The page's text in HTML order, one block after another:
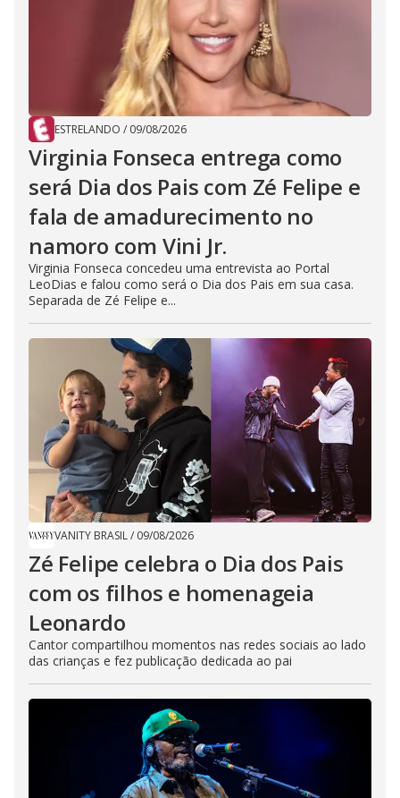
ESTRELANDO / 09/08/2026
Virginia Fonseca entrega como
será Dia dos Pais com Zé Felipe e
fala de amadurecimento no
namoro com Vini Jr.
Virginia Fonseca concedeu uma entrevista ao Portal
LeoDias e falou como será o Dia dos Pais em sua casa.
Separada de Zé Felipe e...
VANITY BRASIL/ 09/08/2026
Zé Felipe celebra o Dia dos Pais
com os filhos e homenageia
Leonardo
Cantor compartilhou momentos nas redes sociais ao lado
das crianças e fez publicação dedicada ao pai